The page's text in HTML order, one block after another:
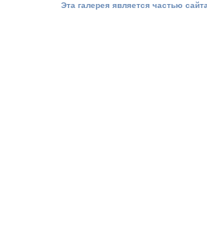
Эта галерея является частью